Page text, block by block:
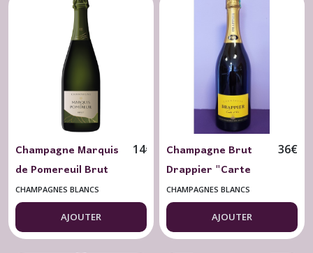
Champagne Marquis
de Pomereuil Brut
Reflet (37.5
cl/bouteille/magnum)
14€
CHAMPAGNES BLANCS
AJOUTER
Champagne Brut
Drappier "Carte
Or"
36€
CHAMPAGNES BLANCS
AJOUTER
(1)
Bulles
Blancs